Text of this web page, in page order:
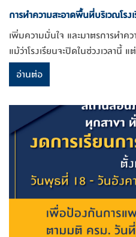
การทำความสะอาดพื้นที่บริเวณโรง
เพิ่มความมั่นใจ และมาตรการทำ
แม้ว่าโรงเรียนจะปิดในช่วงเวลานี้ แ
อ่านต่อ